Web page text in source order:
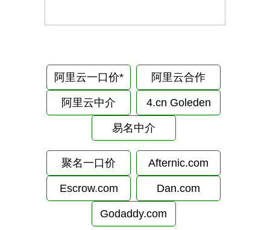
阿里云一口价* 阿里云合作
阿里云中介 4.cn Goleden
易名中介
聚名一口价 Afternic.com
Escrow.com Dan.com
Godaddy.com